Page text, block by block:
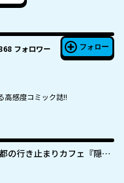
フォロワー フォロー
高感度コミック誌!!
の行き止まりカフェ『隠れ